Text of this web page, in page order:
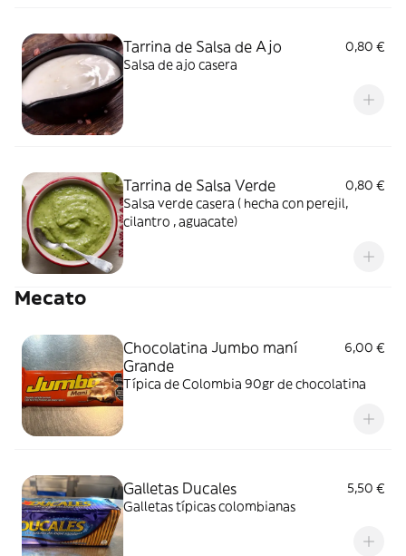
Tarrina de Salsa de Ajo
0,80 €
Salsa de ajo casera
Tarrina de Salsa Verde
0,80 €
Salsa verde casera ( hecha con perejil,
cilantro , aguacate)
Mecato
Chocolatina Jumbo maní
Grande
6,00 €
Típica de Colombia 90gr de chocolatina
Galletas Ducales
5,50 €
Galletas típicas colombianas